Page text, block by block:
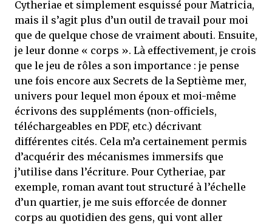
Cytheriae et simplement esquissé pour Matricia,
mais il s’agit plus d’un outil de travail pour moi
que de quelque chose de vraiment abouti. Ensuite,
je leur donne « corps ». Là effectivement, je crois
que le jeu de rôles a son importance : je pense
une fois encore aux Secrets de la Septième mer,
univers pour lequel mon époux et moi-même
écrivons des suppléments (non-officiels,
téléchargeables en PDF, etc.) décrivant
différentes cités. Cela m’a certainement permis
d’acquérir des mécanismes immersifs que
j’utilise dans l’écriture. Pour Cytheriae, par
exemple, roman avant tout structuré à l’échelle
d’un quartier, je me suis efforcée de donner
corps au quotidien des gens, qui vont aller